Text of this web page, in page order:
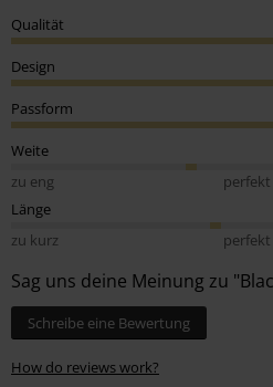
Qualität
Design
Passform
Weite
zu eng
perfekt
Länge
zu kurz
perfekt
Sag uns deine Meinung zu
Schreibe eine Bewertung
How do reviews work?